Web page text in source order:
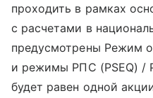
проходить в рамках
с расчетами в
предусмотрены Режим
и режимы РПС (PSEQ) /
будет равен одной